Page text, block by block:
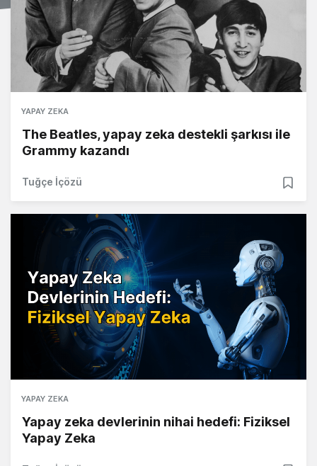
YAPAY ZEKA
The Beatles, yapay zeka destekli şarkısı ile
Grammy kazandı
Tuğçe İçözü
YAPAY ZEKA
Yapay zeka devlerinin nihai hedefi: Fiziksel
Yapay Zeka